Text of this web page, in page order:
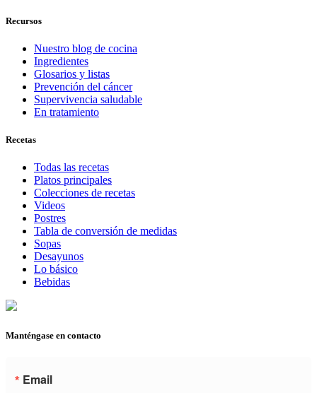
Recursos
Nuestro blog de cocina
Ingredientes
Glosarios y listas
Prevención del cáncer
Supervivencia saludable
En tratamiento
Recetas
Todas las recetas
Platos principales
Colecciones de recetas
Videos
Postres
Tabla de conversión de medidas
Sopas
Desayunos
Lo básico
Bebidas
Manténgase en contacto
Email